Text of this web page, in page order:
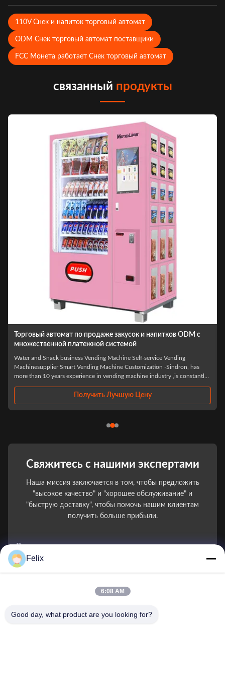
110V Снек и напиток торговый автомат
ODM Снек торговый автомат поставщики
FCC Монета работает Снек торговый автомат
связанный продукты
Торговый автомат по продаже закусок и напитков ODM с
множественной платежной системой
Water and Snack business Vending Machine Self-service Vending
Machinesupplier Smart Vending Machine Customization -Sindron, has
more than 10 years experience in vending machine industry ,is constantly
Получить Лучшую Цену
Свяжитесь с нашими экспертами
Наша миссия заключается в том, чтобы предложить
"высокое качество" и "хорошее обслуживание" и
"быструю доставку", чтобы помочь нашим клиентам
получить больше прибыли.
Ваше имя
Электронная почта
Felix
6:08 AM
Good day, what product are you looking for?